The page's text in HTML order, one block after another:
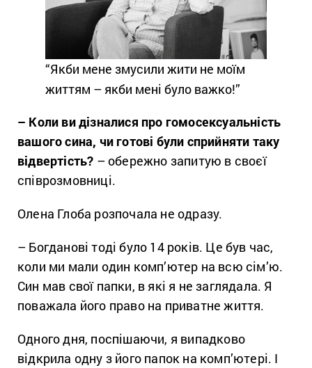
“Якби мене змусили жити не моїм
життям – якби мені було важко!”
– Коли ви дізналися про гомосексуальність
вашого сина, чи готові були сприйняти таку
відвертість? – обережно запитую в своєї
співрозмовниці.
Олена Глоба розпочала не одразу.
– Богданові тоді було 14 років. Це був час,
коли ми мали один комп’ютер на всю сім’ю.
Син мав свої папки, в які я не заглядала. Я
поважала його право на приватне життя.
Одного дня, поспішаючи, я випадково
відкрила одну з його папок на комп’ютері. І